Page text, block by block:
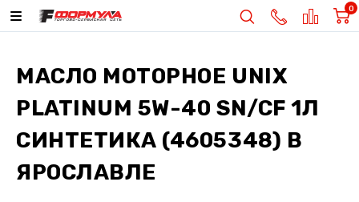
0
МАСЛО МОТОРНОЕ UNIX
PLATINUM 5W-40 SN/CF 1Л
СИНТЕТИКА (4605348) В
ЯРОСЛАВЛЕ